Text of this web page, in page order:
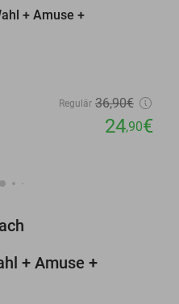
+ Amuse +
Regulär 36,90€
24,90€
+ Amuse +